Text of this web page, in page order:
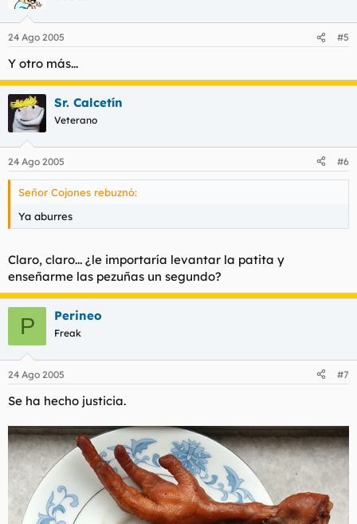
24 Ago 2005 #5
Y otro más...
Sr. Calcetín
Veterano
24 Ago 2005 #6
Señor Cojones rebuznó:
Ya aburres
Claro, claro... ¿le importaría levantar la patita y
enseñarme las pezuñas un segundo?
P Perineo
Freak
24 Ago 2005 #7
Se ha hecho justicia.